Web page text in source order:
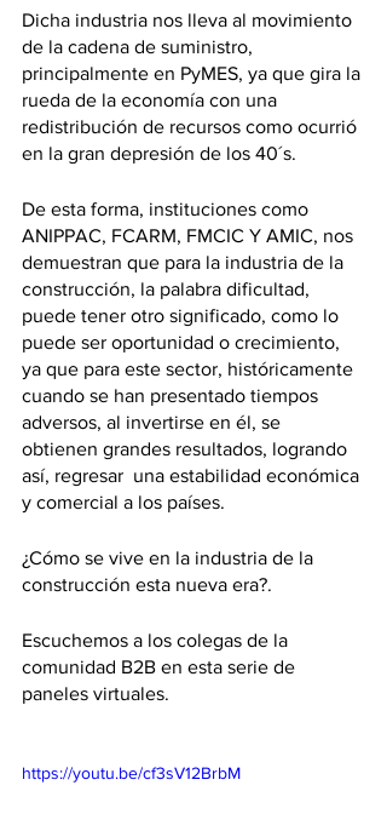
Dicha industria nos lleva al movimiento
de la cadena de suministro,
principalmente en PyMES, ya que gira la
rueda de la economía con una
redistribución de recursos como ocurrió
en la gran depresión de los 40´s.
De esta forma, instituciones como
ANIPPAC, FCARM, FMCIC Y AMIC, nos
demuestran que para la industria de la
construcción, la palabra dificultad,
puede tener otro significado, como lo
puede ser oportunidad o crecimiento,
ya que para este sector, históricamente
cuando se han presentado tiempos
adversos, al invertirse en él, se
obtienen grandes resultados, logrando
así, regresar  una estabilidad económica
y comercial a los países.
​¿Cómo se vive en la industria de la
construcción esta nueva era?.
Escuchemos a los colegas de la
comunidad B2B en esta serie de
paneles virtuales.
https://youtu.be/cf3sV12BrbM